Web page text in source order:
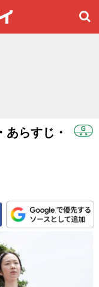
らすじ・